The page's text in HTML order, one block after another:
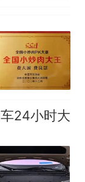
24小时大